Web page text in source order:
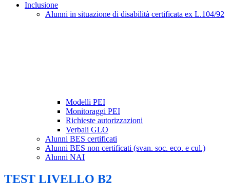
Inclusione
Alunni in situazione di disabilità certificata ex L.104/92
Modelli PEI
Monitoraggi PEI
Richieste autorizzazioni
Verbali GLO
Alunni BES certificati
Alunni BES non certificati (svan. soc. eco. e cul.)
Alunni NAI
TEST LIVELLO B2